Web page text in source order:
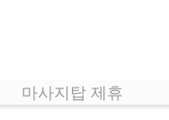
마사지탑 제휴